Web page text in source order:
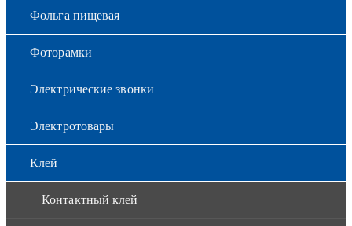
Фольга пищевая
Фоторамки
Электрические звонки
Электротовары
Клей
Контактный клей